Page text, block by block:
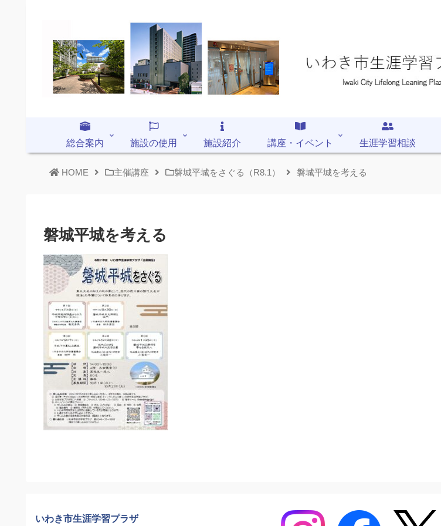
総合案内 施設の使用 施設紹介 講座・イベント 生涯学習相談
HOME 主催講座 磐城平城をさぐる（R8.1） 磐城平城を考える
磐城平城を考える
いわき市生涯学習プラザ